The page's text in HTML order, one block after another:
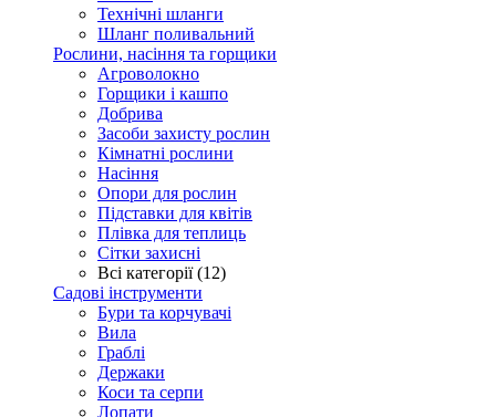
Технічні шланги
Шланг поливальний
Рослини, насіння та горщики
Агроволокно
Горщики і кашпо
Добрива
Засоби захисту рослин
Кімнатні рослини
Насіння
Опори для рослин
Підставки для квітів
Плівка для теплиць
Сітки захисні
Всі категорії (12)
Садові інструменти
Бури та корчувачі
Вила
Граблі
Держаки
Коси та серпи
Лопати